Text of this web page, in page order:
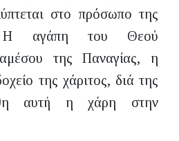
στο πρόσωπο της
Η αγάπη του Θεού
της Παναγίας, η
της χάριτος, διά της
αυτή η χάρη στην